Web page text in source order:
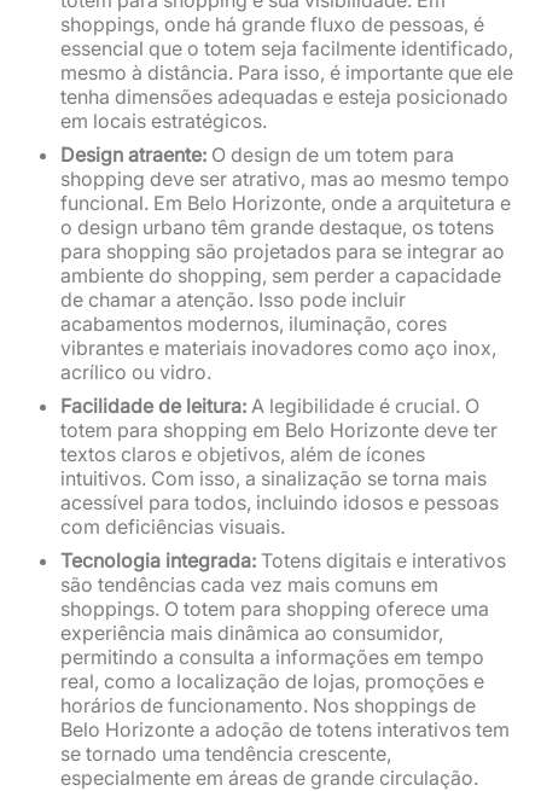
shoppings, onde há grande fluxo de pessoas, é
essencial que o totem seja facilmente identificado,
mesmo à distância. Para isso, é importante que ele
tenha dimensões adequadas e esteja posicionado
em locais estratégicos.
Design atraente: O design de um totem para
shopping deve ser atrativo, mas ao mesmo tempo
funcional. Em Belo Horizonte, onde a arquitetura e
o design urbano têm grande destaque, os totens
para shopping são projetados para se integrar ao
ambiente do shopping, sem perder a capacidade
de chamar a atenção. Isso pode incluir
acabamentos modernos, iluminação, cores
vibrantes e materiais inovadores como aço inox,
acrílico ou vidro.
Facilidade de leitura: A legibilidade é crucial. O
totem para shopping em Belo Horizonte deve ter
textos claros e objetivos, além de ícones
intuitivos. Com isso, a sinalização se torna mais
acessível para todos, incluindo idosos e pessoas
com deficiências visuais.
Tecnologia integrada:Totens digitais e interativos
são tendências cada vez mais comuns em
shoppings. O totem para shopping oferece uma
experiência mais dinâmica ao consumidor,
permitindo a consulta a informações em tempo
real, como a localização de lojas, promoções e
horários de funcionamento. Nos shoppings de
Belo Horizonte a adoção de totens interativos tem
se tornado uma tendência crescente,
especialmente em áreas de grande circulação.